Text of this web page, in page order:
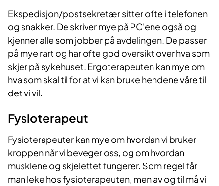
Ekspedisjon/postsekretær sitter ofte i telefonen
og snakker. De skriver mye på PC'ene også og
kjenner alle som jobber på avdelingen. De passer
på mye rart og har ofte god oversikt over hva som
skjer på sykehuset. Ergoterapeuten kan mye om
hva som skal til for at vi kan bruke hendene våre til
det vi vil.
Fysioterapeut
Fysioterapeuter kan mye om hvordan vi bruker
kroppen når vi beveger oss, og om hvordan
musklene og skjelettet fungerer. Som regel får
man leke hos fysioterapeuten, men av og til må vi